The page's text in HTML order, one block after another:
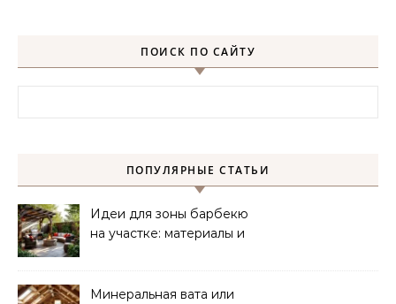
ПОИСК ПО САЙТУ
ПОПУЛЯРНЫЕ СТАТЬИ
Идеи для зоны барбекю
на участке: материалы и
Минеральная вата или